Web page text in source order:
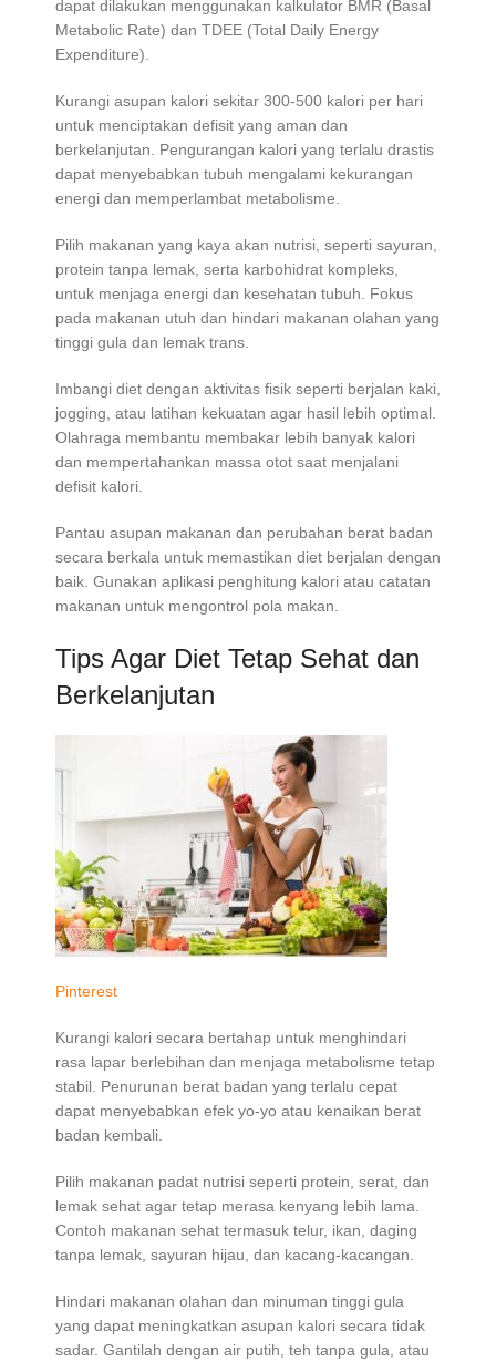
dapat dilakukan menggunakan kalkulator BMR (Basal
Metabolic Rate) dan TDEE (Total Daily Energy
Expenditure).
Kurangi asupan kalori sekitar 300-500 kalori per hari
untuk menciptakan defisit yang aman dan
berkelanjutan. Pengurangan kalori yang terlalu drastis
dapat menyebabkan tubuh mengalami kekurangan
energi dan memperlambat metabolisme.
Pilih makanan yang kaya akan nutrisi, seperti sayuran,
protein tanpa lemak, serta karbohidrat kompleks,
untuk menjaga energi dan kesehatan tubuh. Fokus
pada makanan utuh dan hindari makanan olahan yang
tinggi gula dan lemak trans.
Imbangi diet dengan aktivitas fisik seperti berjalan kaki,
jogging, atau latihan kekuatan agar hasil lebih optimal.
Olahraga membantu membakar lebih banyak kalori
dan mempertahankan massa otot saat menjalani
defisit kalori.
Pantau asupan makanan dan perubahan berat badan
secara berkala untuk memastikan diet berjalan dengan
baik. Gunakan aplikasi penghitung kalori atau catatan
makanan untuk mengontrol pola makan.
Tips Agar Diet Tetap Sehat dan
Berkelanjutan
Pinterest
Kurangi kalori secara bertahap untuk menghindari
rasa lapar berlebihan dan menjaga metabolisme tetap
stabil. Penurunan berat badan yang terlalu cepat
dapat menyebabkan efek yo-yo atau kenaikan berat
badan kembali.
Pilih makanan padat nutrisi seperti protein, serat, dan
lemak sehat agar tetap merasa kenyang lebih lama.
Contoh makanan sehat termasuk telur, ikan, daging
tanpa lemak, sayuran hijau, dan kacang-kacangan.
Hindari makanan olahan dan minuman tinggi gula
yang dapat meningkatkan asupan kalori secara tidak
sadar. Gantilah dengan air putih, teh tanpa gula, atau